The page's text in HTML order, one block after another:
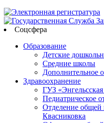
Соцсфера
Образование
Детские
Средние школы
Дополнительное
Здравоохранение
ГУЗ
Педиатрическое
Отделение общей
Квасниковка